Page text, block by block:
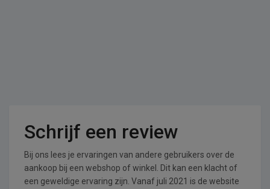
Schrijf een review
Bij ons lees je ervaringen van andere gebruikers over de
aankoop bij een webshop of winkel. Dit kan een klacht of
een geweldige ervaring zijn. Vanaf juli 2021 is de website